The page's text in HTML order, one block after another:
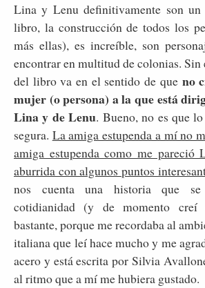
Lina y Lenu definitivamente son
libro, la construcción de todos los
más ellas), es increíble, son
encontrar en multitud de colonias.
del libro va en el sentido de que no
mujer (o persona) a la que está
Lina y de Lenu. Bueno, no es que
segura. La amiga estupenda a mí no
amiga estupenda como me pareció
aburrida con algunos puntos
nos cuenta una historia que
cotidianidad (y de momento creí
bastante, porque me recordaba al
italiana que leí hace mucho y me
acero y está escrita por Silvia
al ritmo que a mí me hubiera gustado.